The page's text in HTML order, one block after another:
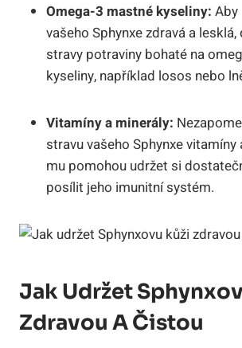
Omega-3 mastné kyseliny: Aby
vašeho Sphynxe zdravá a
stravy potraviny bohaté na
kyseliny, například losos nebo
Vitamíny a minerály:
stravu vašeho Sphynxe vitamíny
mu pomohou udržet si
posílit jeho imunitní systém.
Jak Udržet
Zdravou A Čistou